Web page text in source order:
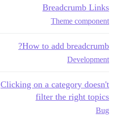
Breadcrumb Links
Theme component
How to add breadcrumb?
Development
Clicking on a category doesn't
filter the right topics
Bug